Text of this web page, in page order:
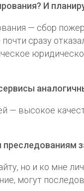
И
— сбор
сразу
— высокое
но и ко мне
могут